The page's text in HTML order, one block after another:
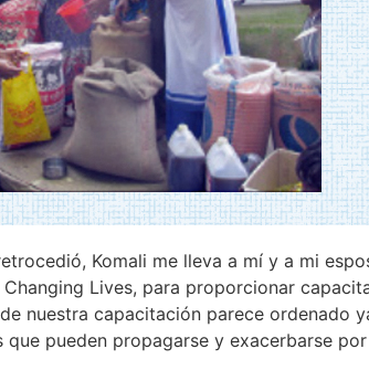
Komali me lleva a mí y a mi
Lives, para proporcionar
nuestra capacitación parece ordenado
pueden propagarse y exacerbarse